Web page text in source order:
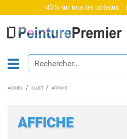
-45% sur tous les tableaux
ACCUEIL SUJET AFFICHE
AFFICHE